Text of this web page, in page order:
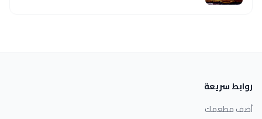
روابط سريعة
أضف مطعمك